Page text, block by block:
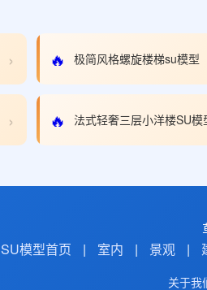
› 🔥 极简风格螺旋楼梯su模型
› 🔥 法式轻奢三层小洋楼SU模
SU模型首页
| 室内 | 景观 |
关于我